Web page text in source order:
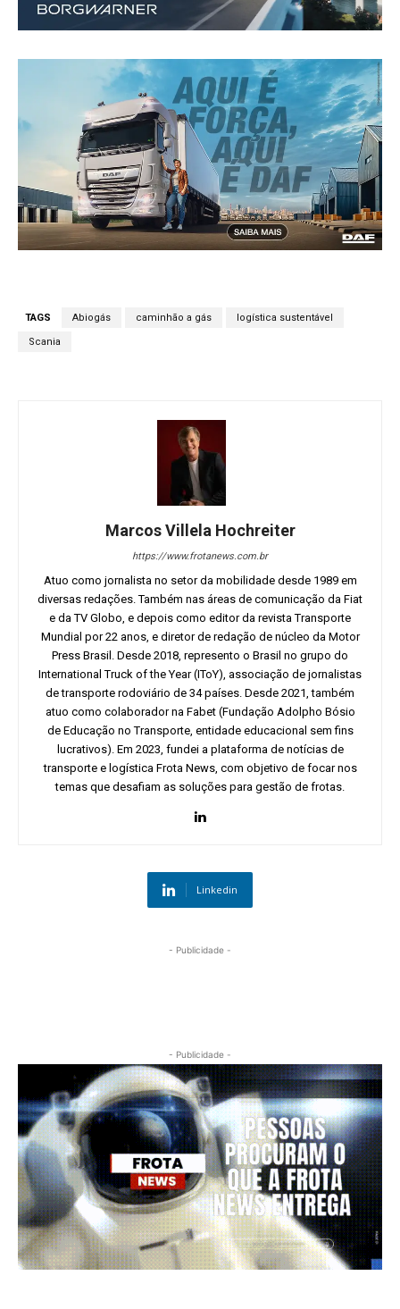
TAGS Abiogás caminhão a gás logística sustentável
Scania
Marcos Villela Hochreiter
https://www.frotanews.com.br
Atuo como jornalista no setor da mobilidade desde 1989 em
diversas redações. Também nas áreas de comunicação da Fiat
e da TV Globo, e depois como editor da revista Transporte
Mundial por 22 anos, e diretor de redação de núcleo da Motor
Press Brasil. Desde 2018, represento o Brasil no grupo do
International Truck of the Year (IToY), associação de jornalistas
de transporte rodoviário de 34 países. Desde 2021, também
atuo como colaborador na Fabet (Fundação Adolpho Bósio
de Educação no Transporte, entidade educacional sem fins
lucrativos). Em 2023, fundei a plataforma de notícias de
transporte e logística Frota News, com objetivo de focar nos
temas que desafiam as soluções para gestão de frotas.
Linkedin
- Publicidade -
- Publicidade -